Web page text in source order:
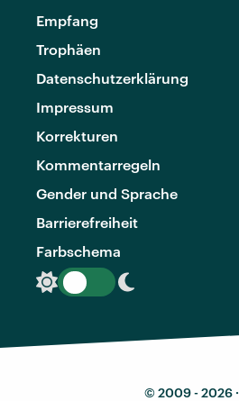
Empfang
Trophäen
Datenschutzerklärung
Impressum
Korrekturen
Kommentarregeln
Gender und Sprache
Barrierefreiheit
Farbschema
© 2009 - 2026 ·